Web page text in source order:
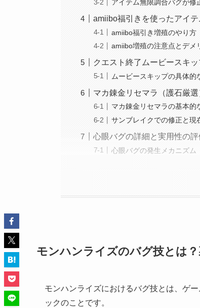
アイテム無限調合バグが修
amiibo福引きを使ったアイ
amiibo福引き増殖のやり方
amiibo増殖の注意点とデメ
クエスト終了ムービースキ
ムービースキップの具体的
マカ錬金リセマラ（護石厳
マカ錬金リセマラの基本的
サンブレイクでの修正と現
心眼バグの詳細と実用性の評
心眼バグの発生メカニズム
モンハンライズのバグ技とは
モンハンライズにおけるバグ技とは、ゲ
ックのことです。